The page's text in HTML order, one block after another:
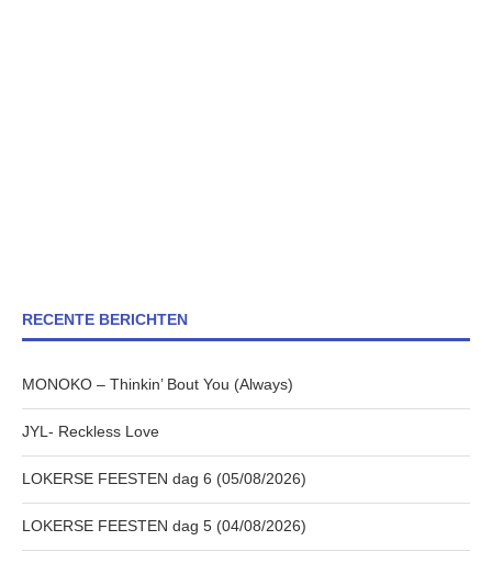
RECENTE BERICHTEN
MONOKO – Thinkin’ Bout You (Always)
JYL- Reckless Love
LOKERSE FEESTEN dag 6 (05/08/2026)
LOKERSE FEESTEN dag 5 (04/08/2026)